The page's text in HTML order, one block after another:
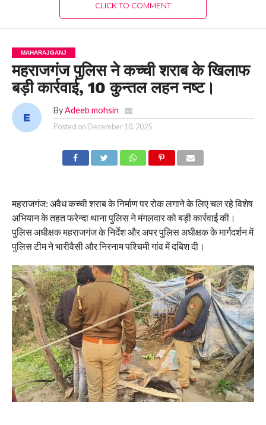
CLICK TO COMMENT
MAHARAJGANJ
महराजगंज पुलिस ने कच्ची शराब के खिलाफ
बड़ी कार्रवाई, 10 कुन्तल लहन नष्ट।
By Adeeb mohsin
Posted on December 10, 2025
महराजगंज: अवैध कच्ची शराब के निर्माण पर रोक लगाने के लिए चल रहे विशेष
अभियान के तहत फरेन्दा थाना पुलिस ने मंगलवार को बड़ी कार्रवाई की।
पुलिस अधीक्षक महराजगंज के निर्देश और अपर पुलिस अधीक्षक के मार्गदर्शन में
पुलिस टीम ने भारीवैसी और निरनाम पश्चिमी गांव में दबिश दी।